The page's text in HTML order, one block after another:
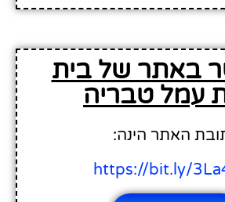
באתר של בית
עמל טבריה
האתר הינה:
https://bit.ly/